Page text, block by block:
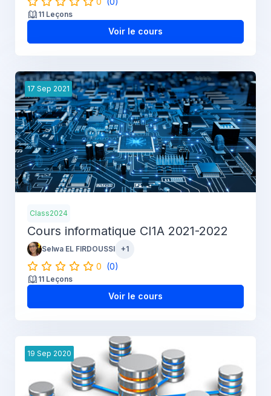
11 Leçons
Voir le cours
17 Sep 2021
Class2024
Cours informatique CI1A 2021-2022
Selwa EL FIRDOUSSI +1
0 (0)
11 Leçons
Voir le cours
19 Sep 2020